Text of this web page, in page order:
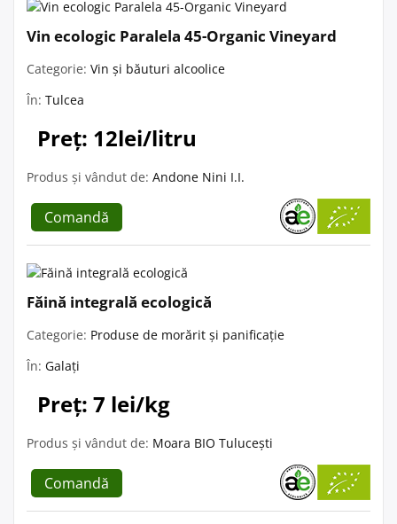
Vin ecologic Paralela 45-Organic Vineyard
Categorie: Vin și băuturi alcoolice
În: Tulcea
Preț: 12lei/litru
Produs și vândut de: Andone Nini I.I.
Comandă
Făină integrală ecologică
Categorie: Produse de morărit și panificație
În: Galați
Preț: 7 lei/kg
Produs și vândut de: Moara BIO Tulucești
Comandă